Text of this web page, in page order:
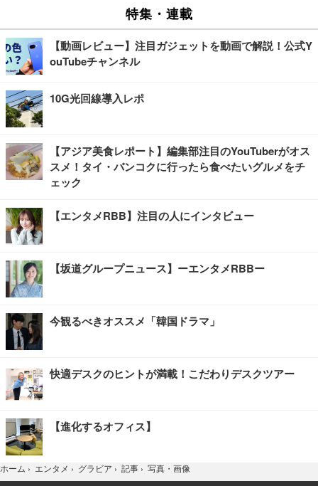
特集・連載
【動画レビュー】注目ガジェットを動画で解説！公式Y
ouTubeチャンネル
10G光回線導入レポ
【アジア美食レポート】編集部注目のYouTuberがオス
スメ！タイ・バンコクに行ったら食べたいグルメをチ
ェック
【エンタメRBB】注目の人にインタビュー
【坂道グループニュース】ーエンタメRBBー
今観るべきオススメ「韓国ドラマ」
快適デスクのヒントが満載！こだわりデスクツアー
【進化するオフィス】
ホーム › エンタメ › グラビア › 記事 › 写真・画像